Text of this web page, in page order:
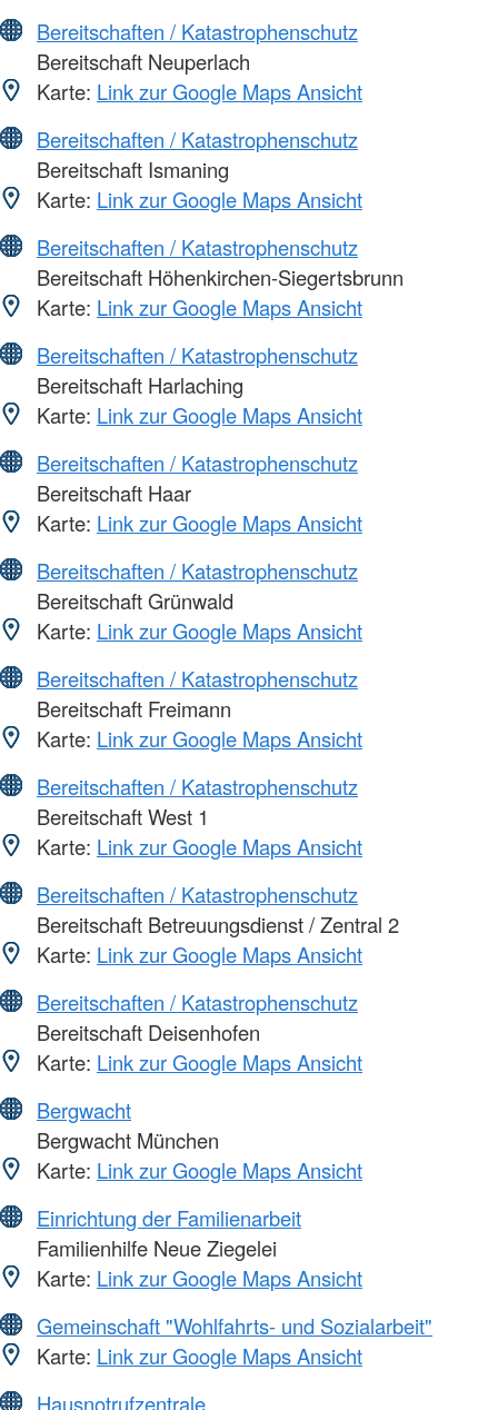
Bereitschaften / Katastrophenschutz
Bereitschaft Neuperlach
Karte: Link zur Google Maps Ansicht
Bereitschaften / Katastrophenschutz
Bereitschaft Ismaning
Karte: Link zur Google Maps Ansicht
Bereitschaften / Katastrophenschutz
Bereitschaft Höhenkirchen-Siegertsbrunn
Karte: Link zur Google Maps Ansicht
Bereitschaften / Katastrophenschutz
Bereitschaft Harlaching
Karte: Link zur Google Maps Ansicht
Bereitschaften / Katastrophenschutz
Bereitschaft Haar
Karte: Link zur Google Maps Ansicht
Bereitschaften / Katastrophenschutz
Bereitschaft Grünwald
Karte: Link zur Google Maps Ansicht
Bereitschaften / Katastrophenschutz
Bereitschaft Freimann
Karte: Link zur Google Maps Ansicht
Bereitschaften / Katastrophenschutz
Bereitschaft West 1
Karte: Link zur Google Maps Ansicht
Bereitschaften / Katastrophenschutz
Bereitschaft Betreuungsdienst / Zentral 2
Karte: Link zur Google Maps Ansicht
Bereitschaften / Katastrophenschutz
Bereitschaft Deisenhofen
Karte: Link zur Google Maps Ansicht
Bergwacht
Bergwacht München
Karte: Link zur Google Maps Ansicht
Einrichtung der Familienarbeit
Familienhilfe Neue Ziegelei
Karte: Link zur Google Maps Ansicht
Gemeinschaft "Wohlfahrts- und Sozialarbeit"
Karte: Link zur Google Maps Ansicht
Hausnotrufzentrale